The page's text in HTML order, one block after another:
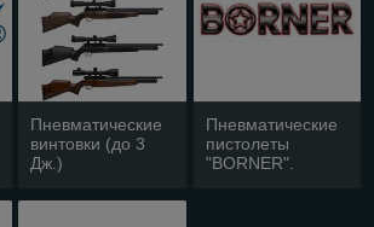
Пневматические
винтовки (до 3
Дж.)
Пневматические
пистолеты
"BORNER".